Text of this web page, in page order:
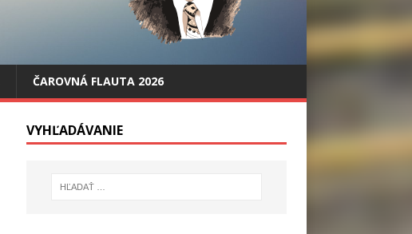
ČAROVNÁ FLAUTA 2026
VYHĽADÁVANIE